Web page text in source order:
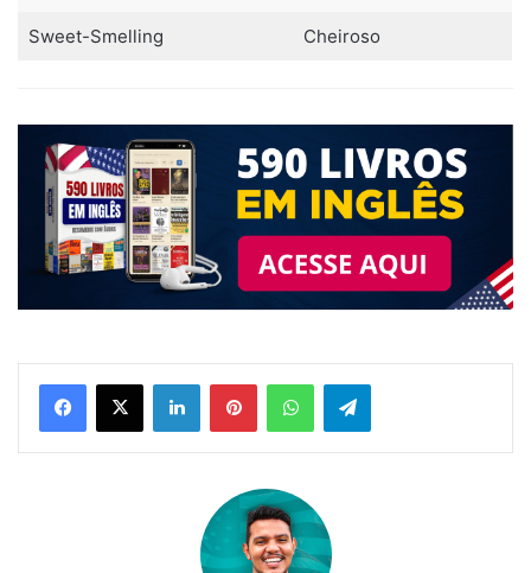
Sweet-Smelling Cheiroso
LinkedinPinterestWhatsAppTelegram